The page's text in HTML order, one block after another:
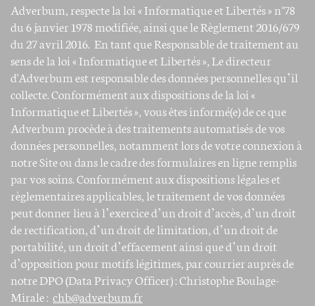
Adverbum, respecte la loi « Informatique et Libertés » n°78
du 6 janvier 1978 modifiée, ainsi que le Règlement 2016/679
du 27 avril 2016. En tant que Responsable de traitement au
sens de la loi « Informatique et Libertés », Le directeur
d'Adverbum est responsable des données personnelles qu’il
collecte. Conformément aux dispositions de la loi «
Informatique et Libertés », vous êtes informé(e) de ce que
Adverbum procède à des traitements automatisés de vos
données personnelles, notamment lors de votre connexion à
notre Site ou dans le cadre des formulaires en ligne remplis
par vos soins. Conformément aux dispositions légales et
règlementaires applicables, le traitement de vos données
peut donner lieu à l’exercice d’un droit d’accès, d’un droit
de rectification, d’un droit de limitation, d’un droit de
portabilité, un droit d’effacement ainsi que d’un droit
d’opposition pour motifs légitimes, par courrier auprès de
notre DPO (Data Privacy Officer) : Christophe Boulage-
Mirale : chb@adverbum.fr